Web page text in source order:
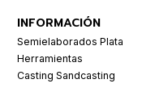
INFORMACIÓN
Semielaborados Plata
Herramientas
Casting Sandcasting